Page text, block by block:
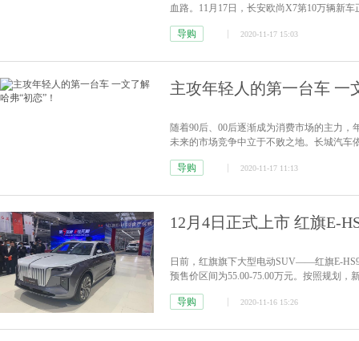
血路。11月17日，长安欧尚X7第10万辆新
导购 2020-11-17 15:03
主攻年轻人的第一台车 一
随着90后、00后逐渐成为消费市场的主力
未来的市场竞争中立于不败之地。长城汽车
导购
2020-11-17 11:13
12月4日正式上市 红旗E-
日前，红旗旗下大型电动SUV——红旗E-
预售价区间为55.00-75.00万元。按照规划
庄严。其中，前大灯上方的...[详情]
导购 2020-11-16 15:26